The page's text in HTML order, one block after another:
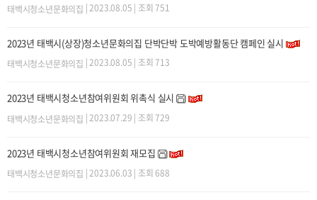
태백시청소년문화의집 | 2023.08.05 | 조회 751
2023년 태백시(상장)청소년문화의집 단박단박 도박예방활동단 캠페인 실시
태백시청소년문화의집 | 2023.08.05 | 조회 713
2023년 태백시청소년참여위원회 위촉식 실시
태백시청소년문화의집 | 2023.07.29 | 조회 729
2023년 태백시청소년참여위원회 재모집
태백시청소년문화의집 | 2023.06.03 | 조회 688